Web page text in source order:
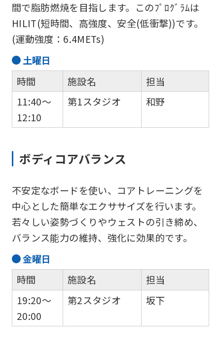
間で脂肪燃焼を目指します。このﾌﾟﾛｸﾞﾗﾑは
HILIT(短時間、高強度、安全(低衝撃))です。
(運動強度：6.4METs)
土曜日
時間
11:40～
12:10
施設名
第1スタジオ
担当
和野
ボディコアバランス
不安定なボードを使い、コアトレーニングを
中心とした簡単なエクササイズを行います。
若々しい姿勢づくりやウェストの引き締め、
バランス能力の維持、強化に効果的です。
金曜日
時間
19:20～
20:00
施設名
第2スタジオ
担当
坂下